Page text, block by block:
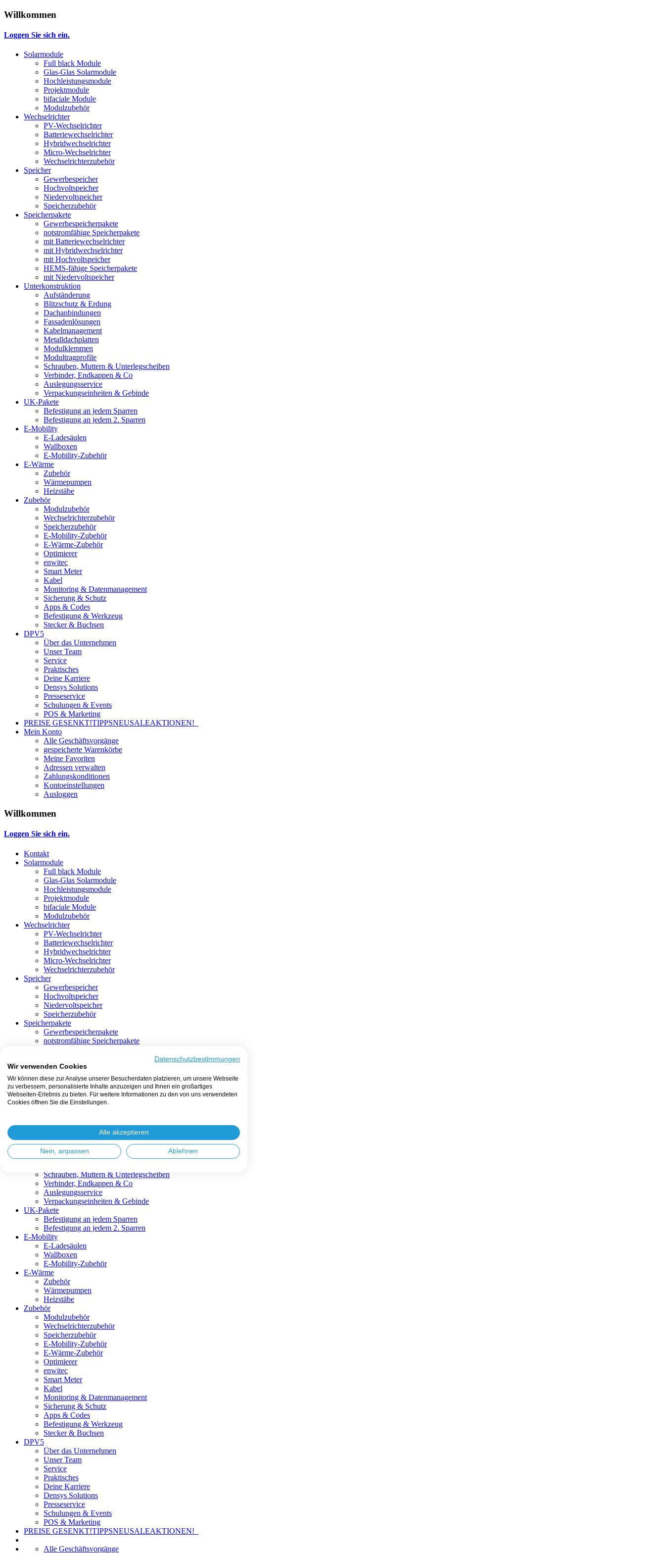
Willkommen
Loggen Sie sich ein.
Solarmodule
Full black Module
Glas-Glas Solarmodule
Hochleistungsmodule
Projektmodule
bifaciale Module
Modulzubehör
Wechselrichter
PV-Wechselrichter
Batteriewechselrichter
Hybridwechselrichter
Micro-Wechselrichter
Wechselrichterzubehör
Speicher
Gewerbespeicher
Hochvoltspeicher
Niedervoltspeicher
Speicherzubehör
Speicherpakete
Gewerbespeicherpakete
notstromfähige Speicherpakete
mit Batteriewechselrichter
mit Hybridwechselrichter
mit Hochvoltspeicher
HEMS-fähige Speicherpakete
mit Niedervoltspeicher
Unterkonstruktion
Aufständerung
Blitzschutz & Erdung
Dachanbindungen
Fassadenlösungen
Kabelmanagement
Metalldachplatten
Modulklemmen
Modultragprofile
Schrauben, Muttern & Unterlegscheiben
Verbinder, Endkappen & Co
Auslegungsservice
Verpackungseinheiten & Gebinde
UK-Pakete
Befestigung an jedem Sparren
Befestigung an jedem 2. Sparren
E-Mobility
E-Ladesäulen
Wallboxen
E-Mobility-Zubehör
E-Wärme
Zubehör
Wärmepumpen
Heizstäbe
Zubehör
Modulzubehör
Wechselrichterzubehör
Speicherzubehör
E-Mobility-Zubehör
E-Wärme-Zubehör
Optimierer
enwitec
Smart Meter
Kabel
Monitoring & Datenmanagement
Sicherung & Schutz
Apps & Codes
Befestigung & Werkzeug
Stecker & Buchsen
DPV5
Über das Unternehmen
Unser Team
Service
Praktisches
Deine Karriere
Densys Solutions
Presseservice
Schulungen & Events
POS & Marketing
PREISE GESENKT!TIPPSNEUSALEAKTIONEN!
Mein Konto
Alle Geschäftsvorgänge
gespeicherte Warenkörbe
Meine Favoriten
Adressen verwalten
Zahlungskonditionen
Kontoeinstellungen
Ausloggen
Willkommen
Loggen Sie sich ein.
Kontakt
Solarmodule
Full black Module
Glas-Glas Solarmodule
Hochleistungsmodule
Projektmodule
bifaciale Module
Modulzubehör
Wechselrichter
PV-Wechselrichter
Batteriewechselrichter
Hybridwechselrichter
Micro-Wechselrichter
Wechselrichterzubehör
Speicher
Gewerbespeicher
Hochvoltspeicher
Niedervoltspeicher
Speicherzubehör
Speicherpakete
Gewerbespeicherpakete
notstromfähige Speicherpakete
mit Hochvoltspeicher
HEMS-fähige Speicherpakete
mit Niedervoltspeicher
Unterkonstruktion
Aufständerung
Fassadenlösungen
Kabelmanagement
Metalldachplatten
Modulklemmen
Schrauben, Muttern & Unterlegscheiben
Verbinder, Endkappen & Co
Auslegungsservice
Verpackungseinheiten & Gebinde
UK-Pakete
Befestigung an jedem Sparren
Befestigung an jedem 2. Sparren
E-Mobility
E-Ladesäulen
Wallboxen
E-Mobility-Zubehör
E-Wärme
Zubehör
Wärmepumpen
Heizstäbe
Zubehör
Modulzubehör
Wechselrichterzubehör
Speicherzubehör
E-Mobility-Zubehör
E-Wärme-Zubehör
Optimierer
enwitec
Smart Meter
Kabel
Monitoring & Datenmanagement
Sicherung & Schutz
Apps & Codes
Befestigung & Werkzeug
Stecker & Buchsen
DPV5
Über das Unternehmen
Unser Team
Service
Praktisches
Deine Karriere
Densys Solutions
Presseservice
Schulungen & Events
POS & Marketing
PREISE GESENKT!TIPPSNEUSALEAKTIONEN!
Alle Geschäftsvorgänge
Datenschutzbestimmungen
Wir verwenden Cookies
Wir können diese zur Analyse unserer Besucherdaten platzieren, um unsere Webseite
zu verbessern, personalisierte Inhalte anzuzeigen und Ihnen ein großartiges
Webseiten-Erlebnis zu bieten. Für weitere Informationen zu den von uns verwendeten
Cookies öffnen Sie die Einstellungen.
Alle akzeptieren
Nein, anpassen Ablehnen